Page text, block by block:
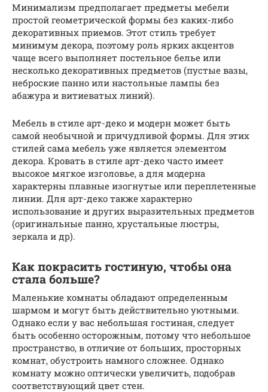
Минимализм предполагает предметы мебели
простой геометрической формы без каких-либо
декоративных приемов. Этот стиль требует
минимум декора, поэтому роль ярких акцентов
чаще всего выполняет постельное белье или
несколько декоративных предметов (пустые вазы,
неброские панно или настольные лампы без
абажура и витиеватых линий).
Мебель в стиле арт-деко и модерн может быть
самой необычной и причудливой формы. Для этих
стилей сама мебель уже является элементом
декора. Кровать в стиле арт-деко часто имеет
высокое мягкое изголовье, а для модерна
характерны плавные изогнутые или переплетенные
линии. Для арт-деко также характерно
использование и других выразительных предметов
(оригинальные панно, хрустальные люстры,
зеркала и др).
Как покрасить гостиную, чтобы она
стала больше?
Маленькие комнаты обладают определенным
шармом и могут быть действительно уютными.
Однако если у вас небольшая гостиная, следует
быть особенно осторожным, потому что небольшое
пространство, в отличие от больших, просторных
комнат, обустроить намного сложнее. Однако
комнату можно оптически увеличить, подобрав
соответствующий цвет стен.